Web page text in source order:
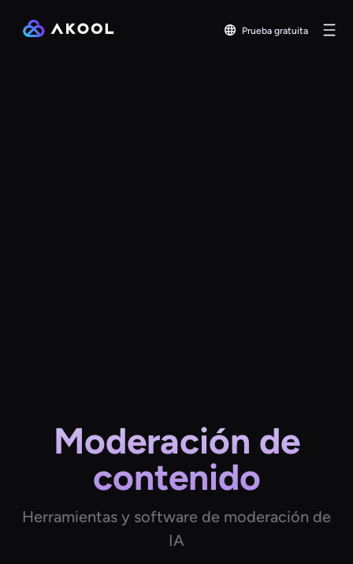
Prueba gratuita
Moderación de
contenido
Herramientas y software de moderación de
IA